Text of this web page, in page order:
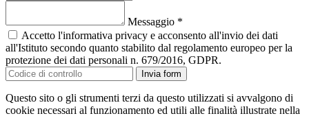
Messaggio *
Accetto l'informativa privacy e acconsento all'invio dei dati
all'Istituto secondo quanto stabilito dal regolamento europeo per la
protezione dei dati personali n. 679/2016, GDPR.
Invia form
Questo sito o gli strumenti terzi da questo utilizzati si avvalgono di
cookie necessari al funzionamento ed utili alle finalità illustrate nella